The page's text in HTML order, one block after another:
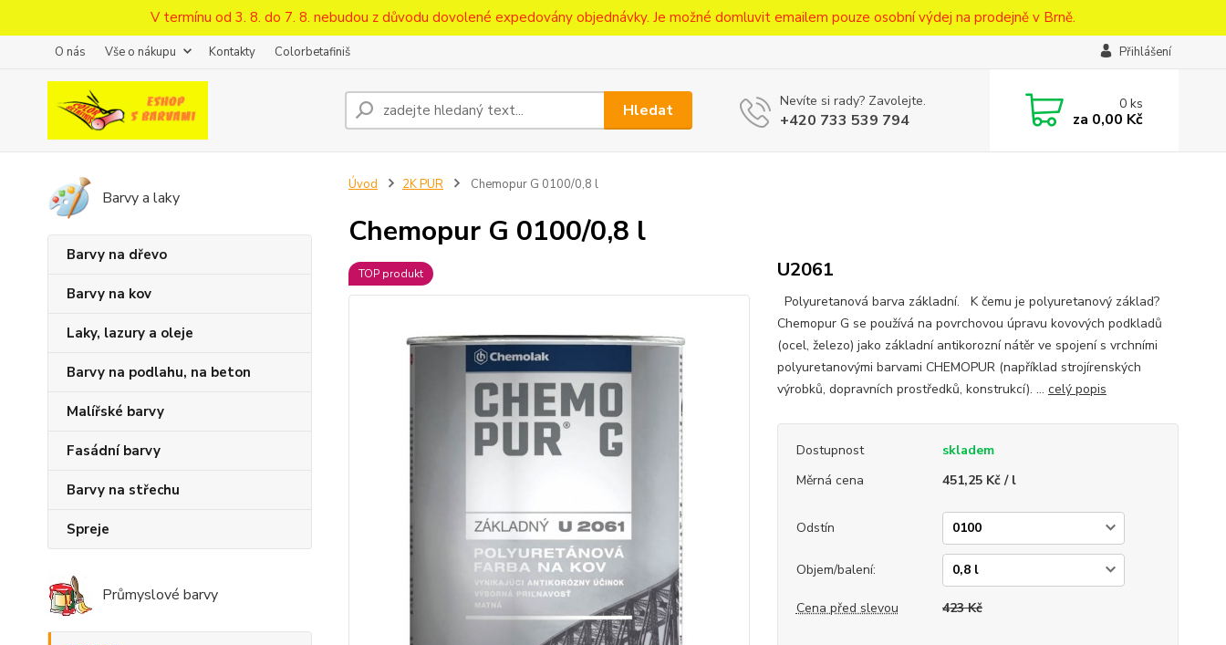
V termínu od 3. 8. do 7. 8. nebudou z důvodu dovolené expedovány objednávky. Je možné domluvit emailem pouze osobní výdej na prodejně v Brně.
O nás Vše o nákupu Kontakty Colorbetafiniš Přihlášení
Hledat Nevíte si rady? Zavolejte.
+420 733 539 794
0ks
za 0,00 Kč
Barvy a laky
Barvy na dřevo
Barvy na kov
Laky, lazury a oleje
Barvy na podlahu, na beton
Malířské barvy
Fasádní barvy
Barvy na střechu
Spreje
Průmyslové barvy
Úvod 2K PUR Chemopur G 0100/0,8 l
Chemopur G 0100/0,8 l
TOP produkt U2061
Polyuretanová barva základní. K čemu je polyuretanový základ?
Chemopur G se používá na povrchovou úpravu kovových podkladů
(ocel, železo) jako základní antikorozní nátěr ve spojení s vrchními
polyuretanovými barvami CHEMOPUR (například strojírenských
výrobků, dopravních prostředků, konstrukcí). ... celý popis
Dostupnost
skladem
Měrná cena
451,25 Kč / l
Odstín
Objem/balení:
Cena před slevou 423 Kč